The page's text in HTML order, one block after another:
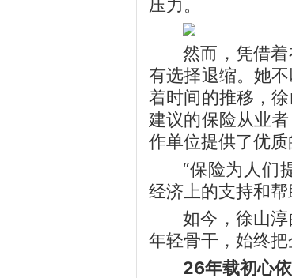
压力。
然而，凭借
有选择退缩。她
着时间的推移，
建议的保险从业
作单位提供了优质
“保险为人们
经济上的支持和帮
如今，徐山
年轻骨干，始终
26年载初心